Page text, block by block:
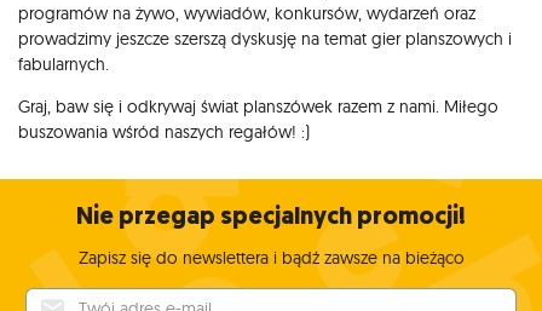
programów na żywo, wywiadów, konkursów, wydarzeń oraz
prowadzimy jeszcze szerszą dyskusję na temat gier planszowych i
fabularnych.
Graj, baw się i odkrywaj świat planszówek razem z nami. Miłego
buszowania wśród naszych regałów! :)
Nie przegap specjalnych promocji!
Zapisz się do newslettera i bądź zawsze na bieżąco